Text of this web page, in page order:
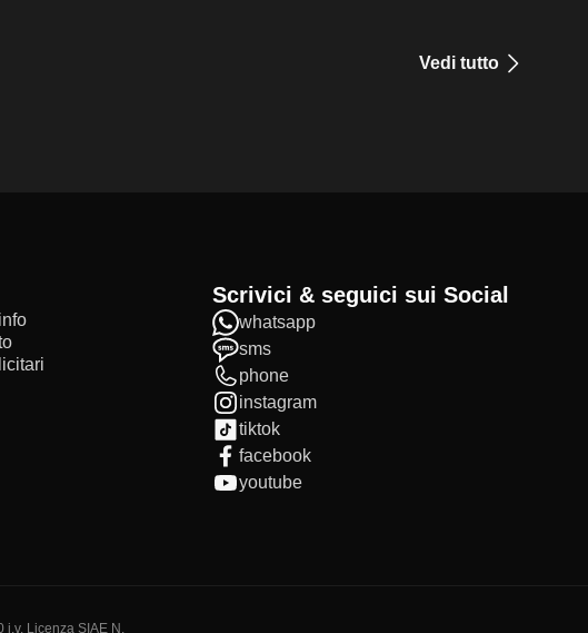
Vedi tutto
Scrivici & seguici sui Social
whatsapp
sms
phone
instagram
tiktok
facebook
youtube
i.v. Licenza SIAE N.